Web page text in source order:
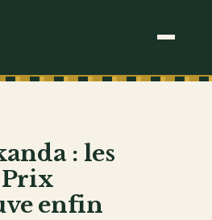
: les
Prix
enfin